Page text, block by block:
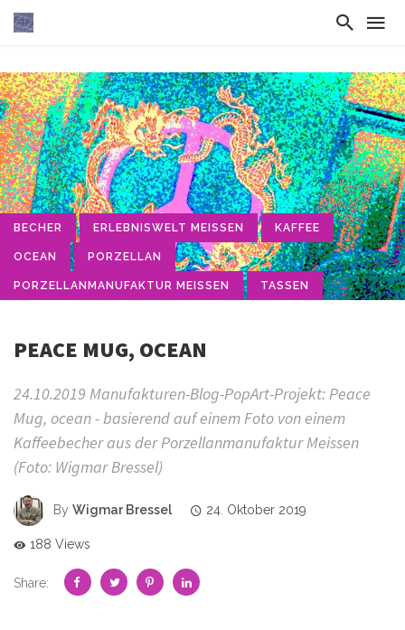
BECHER ERLEBNISWELT MEISSEN KAFFEE
OCEAN PORZELLAN
PORZELLANMANUFAKTUR MEISSEN TASSEN
PEACE MUG, OCEAN
24.10.2019 Manufakturen-Blog-PopArt-Projekt: Peace
Mug, ocean - basierend auf einem Foto von einem
Kaffeebecher aus der Porzellanmanufaktur Meissen
(Foto: Wigmar Bressel)
By Wigmar Bressel 24. Oktober 2019
188 Views
Share: